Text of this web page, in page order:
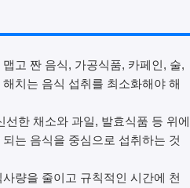
맵고 짠 음식, 가공식품, 카페인, 술,
치는 음식 섭취를 최소화해야 해
선한 채소와 과일, 발효식품 등 위에
는 음식을 중심으로 섭취하는 것
사량을 줄이고 규칙적인 시간에 천